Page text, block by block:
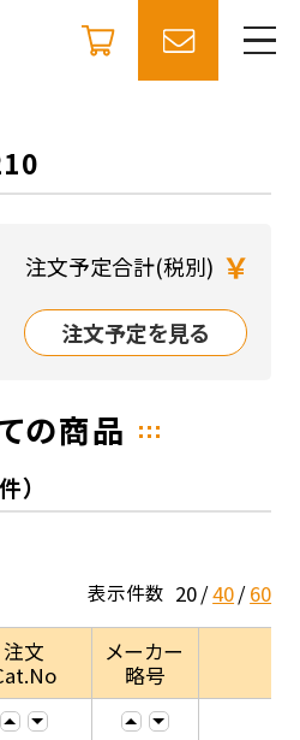
注文予定合計(税別) ￥
注文予定を見る
の商品
）
表示件数 20 40 60
注文
メーカー
略号